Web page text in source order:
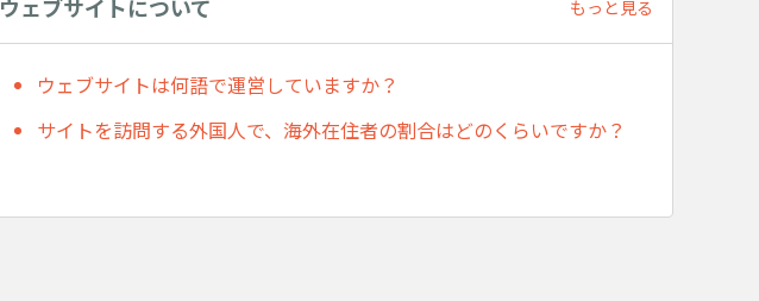
ウェブサイトについて もっと見る
ウェブサイトは何語で運営していますか？
サイトを訪問する外国人で、海外在住者の割合はどのくらいですか？